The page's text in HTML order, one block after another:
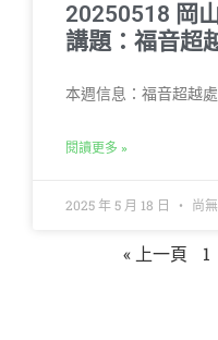
20250518 岡
講題：福音超
本週信息：福音超越
閱讀更多 »
2025 年 5 月 18 日 尚
« 上一頁 1